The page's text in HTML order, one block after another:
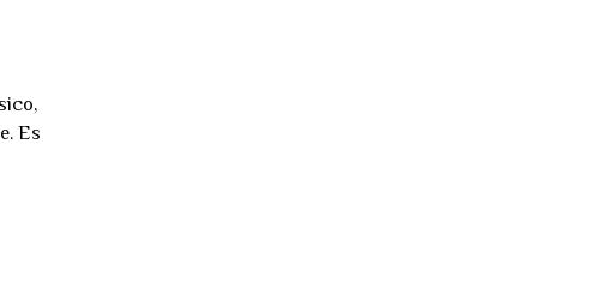
Es